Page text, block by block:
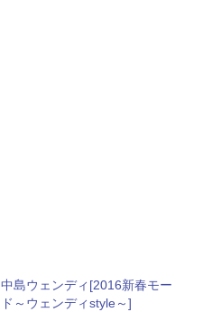
中島ウェンディ[2016新春モー
ド～ウェンディstyle～]